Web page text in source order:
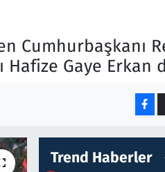
Cumhurbaşkanı
Hafize Gaye Erkan
Trend Haberler